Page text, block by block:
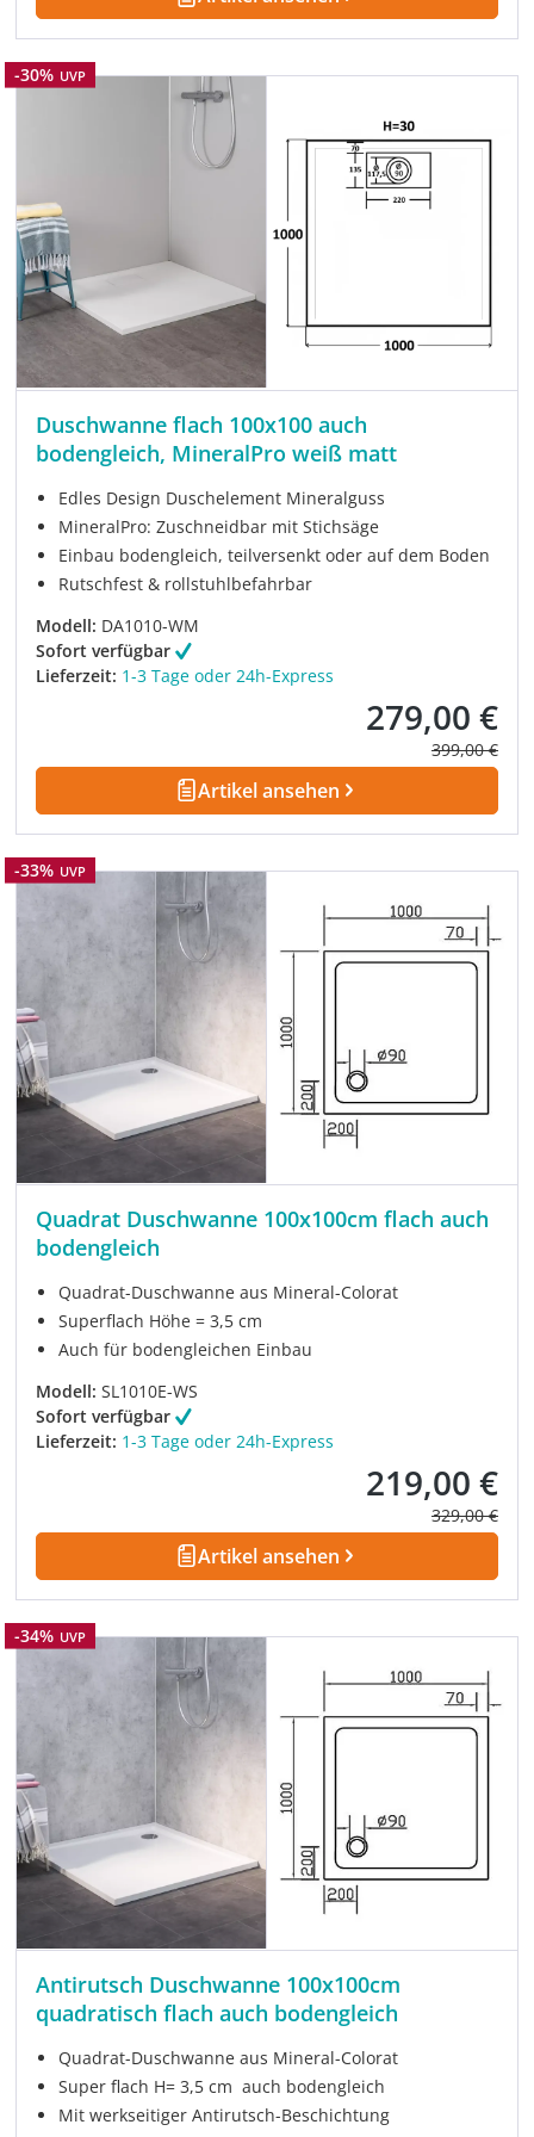
Rabatt
-30% UVP
Duschwanne flach 100x100 auch
bodengleich, MineralPro weiß matt
Edles Design Duschelement Mineralguss
MineralPro: Zuschneidbar mit Stichsäge
Einbau bodengleich, teilversenkt oder auf dem Boden
Rutschfest & rollstuhlbefahrbar
Modell: DA1010-WM
Sofort verfügbar
Lieferzeit: 1-3 Tage oder 24h-Express
Verkaufspreis:
279,00 €
Regulärer
399,00 €
Artikel ansehen
Rabatt
-33% UVP
Quadrat Duschwanne 100x100cm flach auch
bodengleich
Quadrat-Duschwanne aus Mineral-Colorat
Superflach Höhe = 3,5 cm
Auch für bodengleichen Einbau
Modell: SL1010E-WS
Sofort verfügbar
Lieferzeit: 1-3 Tage oder 24h-Express
Verkaufspreis:
219,00 €
Regulärer
329,00 €
Artikel ansehen
Rabatt
-34% UVP
Antirutsch Duschwanne 100x100cm
quadratisch flach auch bodengleich
Quadrat-Duschwanne aus Mineral-Colorat
Super flach H= 3,5 cm auch bodengleich
Mit werkseitiger Antirutsch-Beschichtung